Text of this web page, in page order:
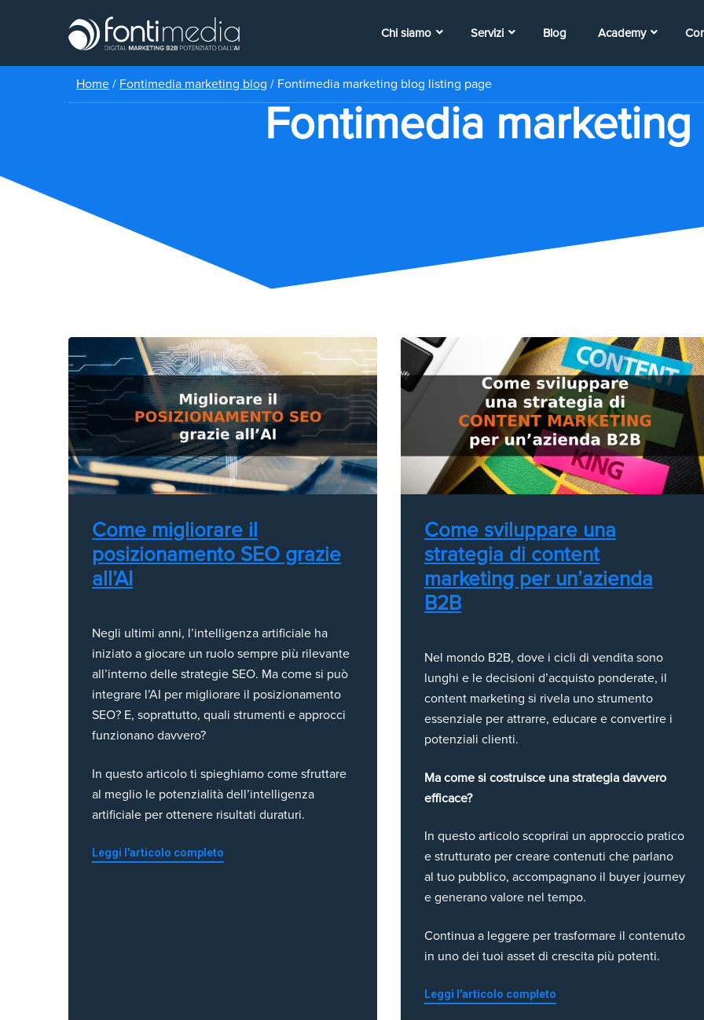
Chi siamo Servizi Blog Academy
Home / Fontimedia marketing blog / Fontimedia marketing blog listing page
Fontimedia
Come migliorare il
posizionamento SEO grazie
all’AI
Negli ultimi anni, l’intelligenza artificiale ha
iniziato a giocare un ruolo sempre più rilevante
all’interno delle strategie SEO. Ma come si può
integrare l’AI per migliorare il posizionamento
SEO? E, soprattutto, quali strumenti e approcci
funzionano davvero?
In questo articolo ti spieghiamo come sfruttare
al meglio le potenzialità dell’intelligenza
artificiale per ottenere risultati duraturi.
Leggi l'articolo completo
Come sviluppare una
strategia di content
marketing per un’azienda
B2B
Nel mondo B2B, dove i cicli di vendita sono
lunghi e le decisioni d’acquisto ponderate, il
content marketing si rivela uno strumento
essenziale per attrarre, educare e convertire i
potenziali clienti.
Ma come si costruisce una strategia davvero
efficace?
In questo articolo scoprirai un approccio pratico
e strutturato per creare contenuti che parlano
al tuo pubblico, accompagnano il buyer journey
e generano valore nel tempo.
Continua a leggere per trasformare il contenuto
in uno dei tuoi asset di crescita più potenti.
Leggi l'articolo completo